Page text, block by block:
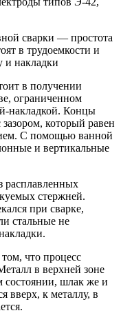
сварки — простота
в трудоемкости и
и накладки
в получении
ограниченном
накладкой. Концы
который равен
С помощью ванной
и вертикальные
расплавленных
стержней.
при сварке,
стальные не
что процесс
в верхней зоне
состоянии, шлак же и
вверх, к металлу, в